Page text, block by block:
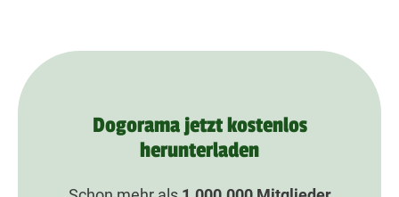
Dogorama jetzt kostenlos
herunterladen